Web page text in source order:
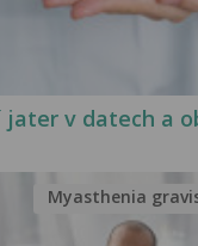
v datech a
Myasthenia